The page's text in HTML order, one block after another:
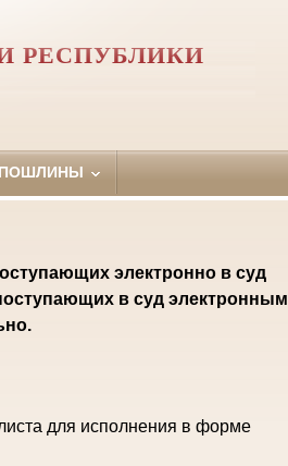
РЕСПУБЛИКИ
электронно в суд
в суд электронным
для исполнения в форме